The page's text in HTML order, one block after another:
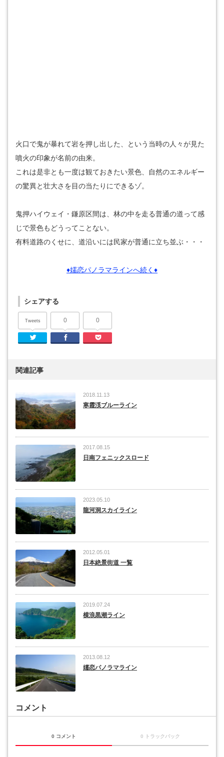
火口で鬼が暴れて岩を押し出した、という当時の人々が見た
噴火の印象が名前の由来。
これは是非とも一度は観ておきたい景色、自然のエネルギー
の驚異と壮大さを目の当たりにできるゾ。
鬼押ハイウェイ・鎌原区間は、林の中を走る普通の道って感
じで景色もどうってことない。
有料道路のくせに、道沿いには民家が普通に立ち並ぶ・・・
♦嬬恋パノラマラインへ続く♦
シェアする
Tweets
Twitter
0
Facebook
0
関連記事
2018.11.13
寒霞渓ブルーライン
2017.08.15
日南フェニックスロード
2023.05.10
龍河洞スカイライン
2012.05.01
日本絶景街道 一覧
2019.07.24
横浪黒潮ライン
2013.08.12
嬬恋パノラマライン
コメント
0 コメント 0 トラックバック